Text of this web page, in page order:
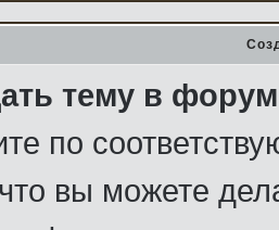
тему в
по
вы можете